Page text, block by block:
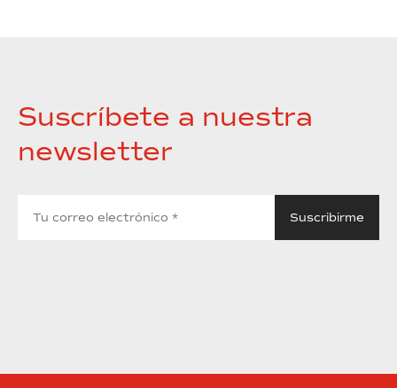
Suscríbete a nuestra
newsletter